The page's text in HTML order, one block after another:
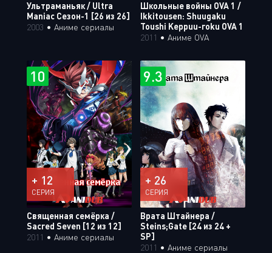
Ультраманьяк / Ultra
Maniac Сезон-1 [26 из 26]
2003 • Аниме сериалы
Школьные войны OVA 1 /
Ikkitousen: Shuugaku
Toushi Keppuu-roku OVA 1
2011 • Аниме OVA
10
+ 12
СЕРИЯ
Священная семёрка /
Sacred Seven [12 из 12]
2011 • Аниме сериалы
9.3
+ 26
СЕРИЯ
Врата Штайнера /
Steins;Gate [24 из 24 +
SP]
2011 • Аниме сериалы